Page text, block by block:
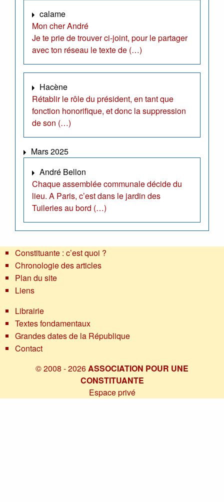
calame
Mon cher André
Je te prie de trouver ci-joint, pour le partager
avec ton réseau le texte de (…)
Hacène
Rétablir le rôle du président, en tant que
fonction honorifique, et donc la suppression
de son (…)
Mars 2025
André Bellon
Chaque assemblée communale décide du
lieu. A Paris, c’est dans le jardin des
Tuileries au bord (…)
Constituante : c’est quoi ?
Chronologie des articles
Plan du site
Liens
Librairie
Textes fondamentaux
Grandes dates de la République
Contact
© 2008 - 2026ASSOCIATION POUR UNE
CONSTITUANTE
Espace privé